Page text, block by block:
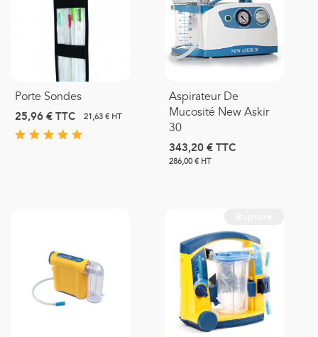
Porte Sondes
25,96 €TTC 21,63 € HT
Aspirateur De
Mucosité New Askir
30
343,20 €TTC
286,00 € HT